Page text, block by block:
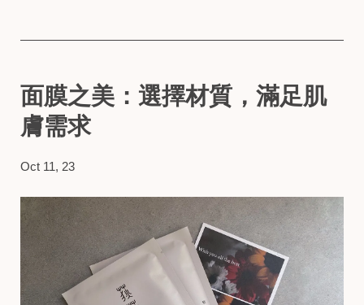
面膜之美：選擇材質，滿足肌
膚需求
Oct 11, 23